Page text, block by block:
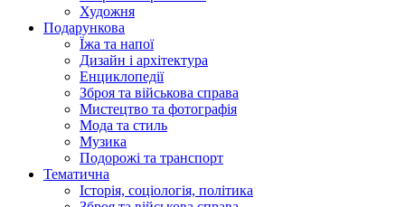
Художня
Подарункова
Їжа та напої
Дизайн і архітектура
Енциклопедії
Зброя та військова справа
Мистецтво та фотографія
Мода та стиль
Музика
Подорожі та транспорт
Тематична
Історія, соціологія, політика